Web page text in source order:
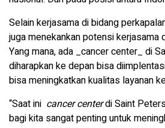
Selain kerjasama di bidang
juga menekankan potensi kerjasama
Yang mana, ada _cancer center_ di
diharapkan ke depan bisa
bisa meningkatkan kualitas layanan
“Saat ini cancer centerdi Saint
bagi kita sangat penting untuk